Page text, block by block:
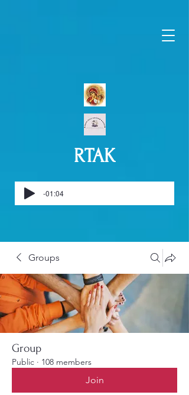
RTAK
-01:04
Groups
Group
Public · 108 members
Join